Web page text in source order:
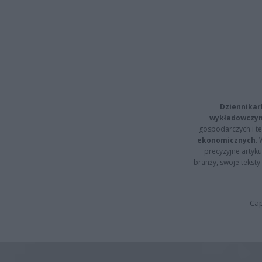
gospodarczych i
ekonomicznych.
precyzyjne
branży, swoje